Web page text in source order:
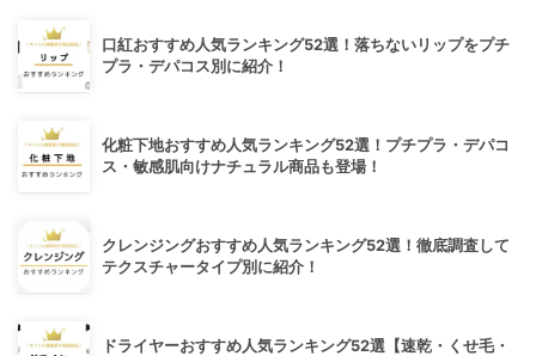
口紅おすすめ人気ランキング52選！落ちないリップをプチ
プラ・デパコス別に紹介！
化粧下地おすすめ人気ランキング52選！プチプラ・デパコ
ス・敏感肌向けナチュラル商品も登場！
クレンジングおすすめ人気ランキング52選！徹底調査して
テクスチャータイプ別に紹介！
ドライヤーおすすめ人気ランキング52選【速乾・くせ毛・